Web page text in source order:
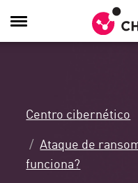
Alternar
navegación
Centro cibernético
Ataque de
funciona?